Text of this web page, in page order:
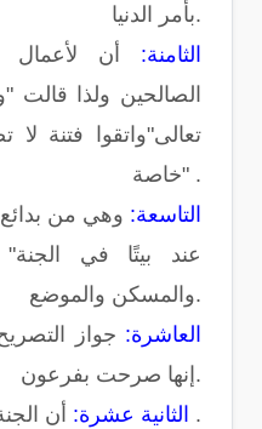
بأمر الدنيا.
الثامنة: أن لأعمال
الصالحين ولذا قالت
تعالى"واتقوا فتنة
خاصة" .
التاسعة: وهي من بدائع
عند بيتًا في
والمسكن والموضع.
العاشرة: جواز
إنها صرحت بفرعون.
الثانية عشرة: أن الجنة موجود الآن .